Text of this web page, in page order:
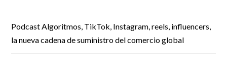
Podcast Algoritmos, TikTok, Instagram, reels, influencers,
la nueva cadena de suministro del comercio global